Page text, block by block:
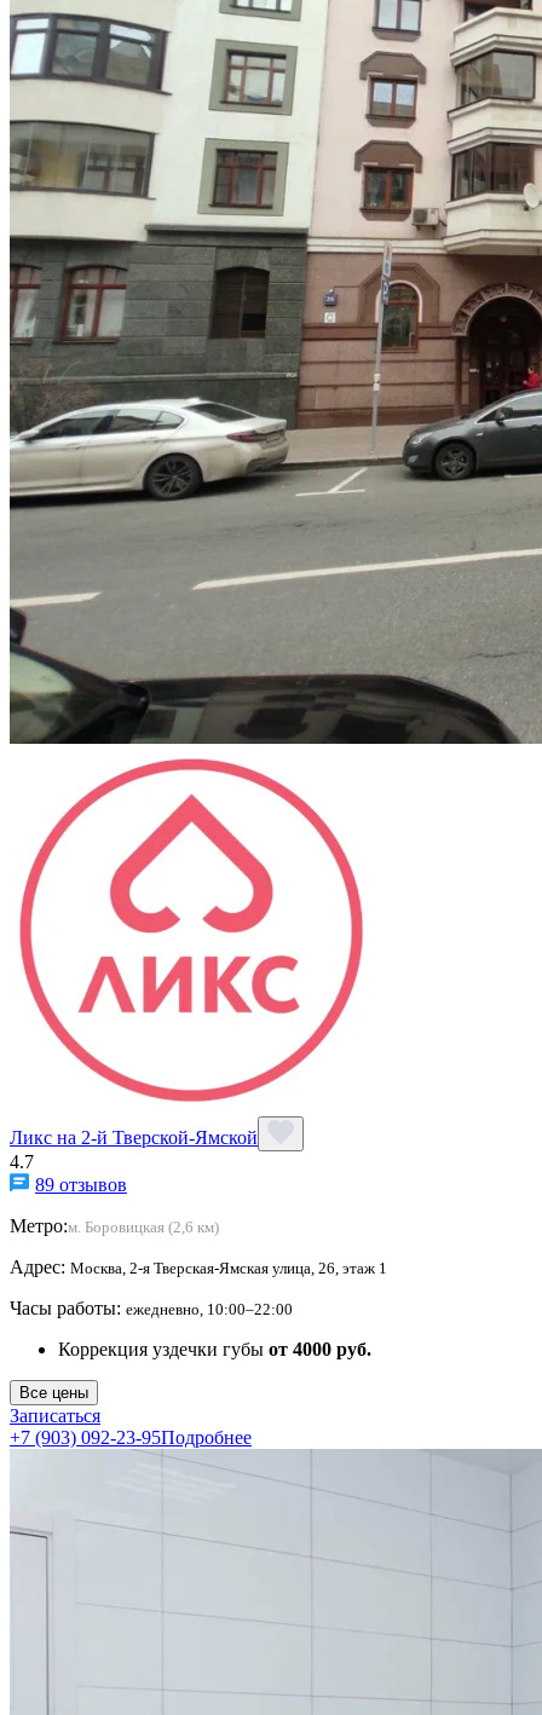
Ликс на 2-й Тверской-Ямской
4.7
89 отзывов
Метро:м. Боровицкая (2,6 км)
Адрес: Москва, 2-я Тверская-Ямская улица, 26, этаж 1
Часы работы: ежедневно, 10:00–22:00
Коррекция уздечки губы от 4000 руб.
Все цены
Записаться
+7 (903) 092-23-95Подробнее